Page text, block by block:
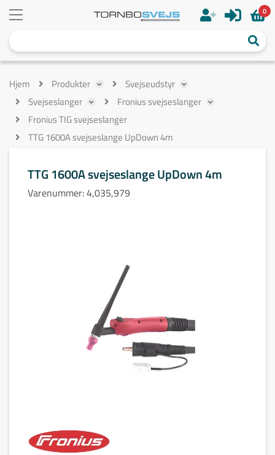
0
Hjem Produkter
Svejseudstyr
Svejseslanger
Fronius svejseslanger
Fronius TIG svejseslanger
TTG 1600A svejseslange UpDown 4m
TTG 1600A svejseslange UpDown 4m
Varenummer:4,035,979